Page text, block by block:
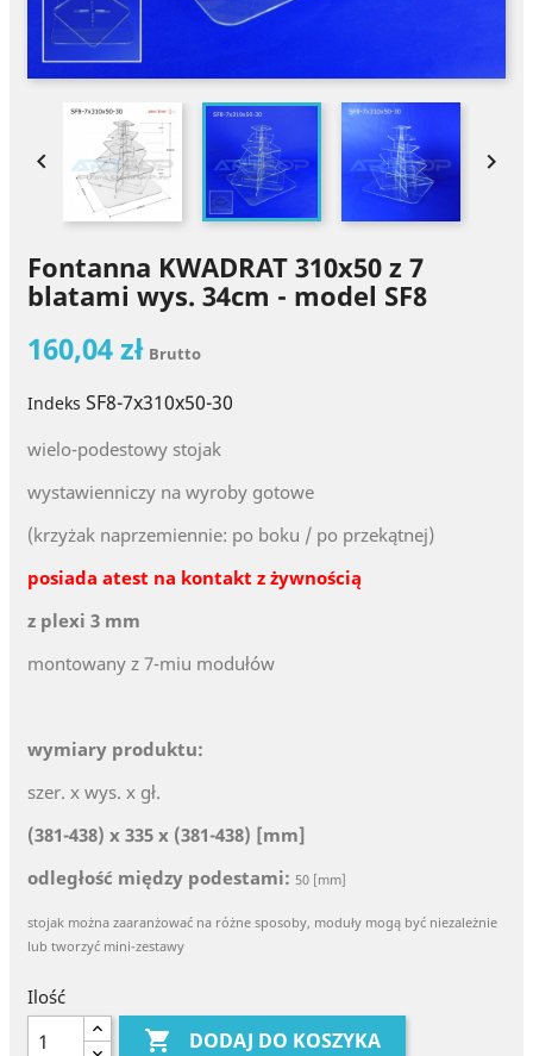
 
Fontanna KWADRAT 310x50 z 7
blatami wys. 34cm - model SF8
160,04 zł Brutto
Indeks SF8-7x310x50-30
wielo-podestowy stojak
wystawienniczy na wyroby gotowe
(krzyżak naprzemiennie: po boku / po przekątnej)
posiada atest na kontakt z żywnością
z plexi 3 mm
montowany z 7-miu modułów
wymiary produktu:
szer. x wys. x gł.
(381-438) x 335 x (381-438) [mm]
odległość między podestami: 50 [mm]
stojak można zaaranżować na różne sposoby, moduły mogą być niezależnie
lub tworzyć mini-zestawy
Ilość
 DODAJ DO KOSZYKA